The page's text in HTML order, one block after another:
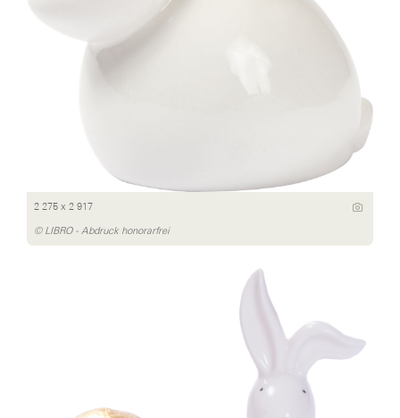
2 275 x 2 917
© LIBRO - Abdruck honorarfrei